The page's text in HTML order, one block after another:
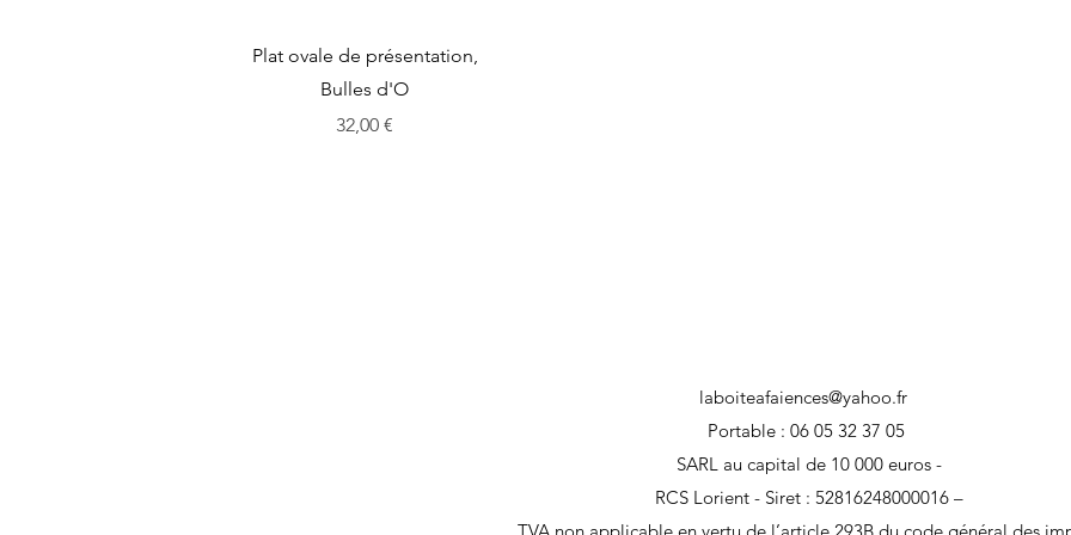
Aperçu rapide
Plat ovale de présentation,
Bulles d'O
Prix
32,00 €
laboiteafaiences@yahoo.fr
Portable : 06 05 32 37 05
SARL au capital de 10 000 euros -
RCS Lorient - Siret : 52816248000016 –